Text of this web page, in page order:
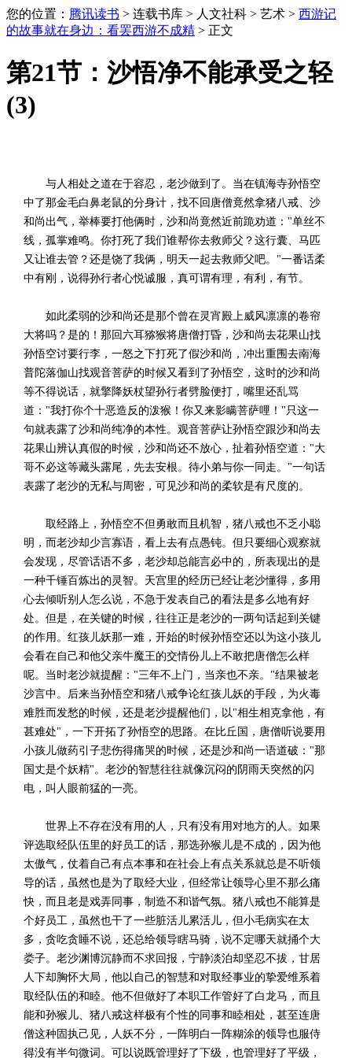
您的位置： 腾讯读书 > 连载书库 > 人文社科 > 艺术 > 西游记
的故事就在身边：看罢西游不成精 > 正文
第21节：沙悟净不能承受之轻
(3)
与人相处之道在于容忍，老沙做到了。当在镇海寺孙悟空
中了那金毛白鼻老鼠的分身计，找不回唐僧竟然拿猪八戒、沙
和尚出气，举棒要打他俩时，沙和尚竟然近前跪劝道："单丝不
线，孤掌难鸣。你打死了我们谁帮你去救师父？这行囊、马匹
又让谁去管？还是饶了我俩，明天一起去救师父吧。"一番话柔
中有刚，说得孙行者心悦诚服，真可谓有理，有利，有节。
如此柔弱的沙和尚还是那个曾在灵宵殿上威风凛凛的卷帘
大将吗？是的！那回六耳猕猴将唐僧打昏，沙和尚去花果山找
孙悟空讨要行李，一怒之下打死了假沙和尚，冲出重围去南海
普陀落伽山找观音菩萨的时候又看到了孙悟空，这时的沙和尚
等不得说话，就擎降妖杖望孙行者劈脸便打，嘴里还乱骂
道："我打你个十恶造反的泼猴！你又来影瞒菩萨哩！"只这一
句就表露了沙和尚纯净的本性。观音菩萨让孙悟空跟沙和尚去
花果山辨认真假的时候，沙和尚还不放心，扯着孙悟空道："大
哥不必这等藏头露尾，先去安根。待小弟与你一同走。"一句话
表露了老沙的无私与周密，可见沙和尚的柔软是有尺度的。
取经路上，孙悟空不但勇敢而且机智，猪八戒也不乏小聪
明，而老沙却少言寡语，看上去有点愚钝。但只要细心观察就
会发现，尽管话语不多，老沙却总能言必中的，所表现出的是
一种千锤百炼出的灵智。天宫里的经历已经让老沙懂得，多用
心去倾听别人怎么说，不急于发表自己的看法是多么地有好
处。但是，在关键的时候，往往正是老沙的一两句话起到关键
的作用。红孩儿妖那一难，开始的时候孙悟空还以为这小孩儿
会看在自己和他父亲牛魔王的交情份儿上不敢把唐僧怎么样
呢。当时老沙就提醒："三年不上门，当亲也不亲。"结果被老
沙言中。后来当孙悟空和猪八戒争论红孩儿妖的手段，为火毒
难胜而发愁的时候，还是老沙提醒他们，以"相生相克拿他，有
甚难处"，一下开拓了孙悟空的思路。在比丘国，唐僧听说要用
小孩儿做药引子悲伤得痛哭的时候，还是沙和尚一语道破："那
国丈是个妖精"。老沙的智慧往往就像沉闷的阴雨天突然的闪
电，叫人眼前猛的一亮。
世界上不存在没有用的人，只有没有用对地方的人。如果
评选取经队伍里的好员工的话，那选孙猴儿是不成的，因为他
太傲气，仗着自己有点本事和在社会上有点关系就总是不听领
导的话，虽然也是为了取经大业，但经常让领导心里不那么痛
快，而且老是戏弄同事，制造不和谐气氛。猪八戒也不能算是
个好员工，虽然也干了一些脏活儿累活儿，但小毛病实在太
多，贪吃贪睡不说，还总给领导瞎马骑，说不定哪天就捅个大
娄子。老沙渊博沉静而不求回报，宁静淡泊却坚忍不拔，甘居
人下却胸怀大局，他以自己的智慧和对取经事业的挚爱维系着
取经队伍的和睦。他不但做好了本职工作管好了白龙马，而且
能和孙猴儿、猪八戒这样极有个性的同事和睦相处，甚至连唐
僧这种固执己见，人妖不分，一阵明白一阵糊涂的领导也服侍
得没有半句微词。可以说既管理好了下级，也管理好了平级，